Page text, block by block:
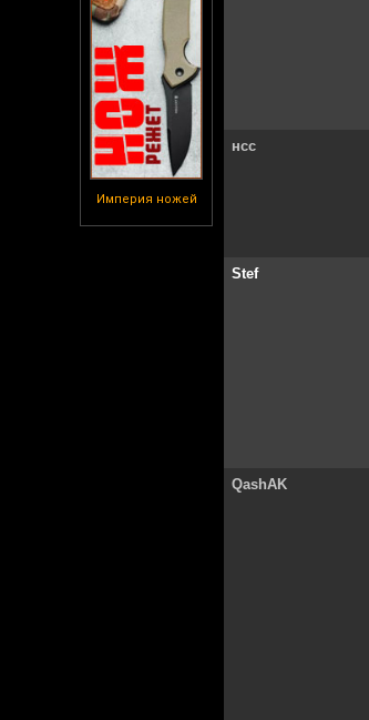
Империя ножей
нсс
Stef
QashAK